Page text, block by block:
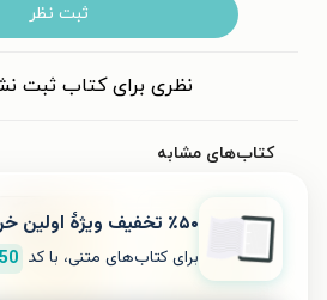
ثبت نظر
نظری برای کتاب ثبت
کتاب‌های مشابه
٪۵۰ تخفیف ویژۀ اولین خرید
برای کتاب‌های متنی، با کد